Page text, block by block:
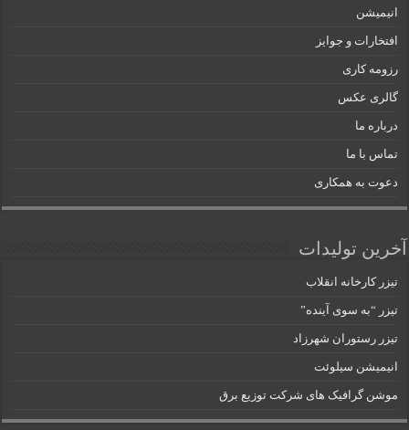
انیمیشن
افتخارات و جوایز
رزومه کاری
گالری عکس
درباره ما
تماس با ما
دعوت به همکاری
آخرین تولیدات
تیزر کارخانه انقلاب
تیزر “به سوی آینده”
تیزر رستوران شهرزاد
انیمیشن سیلوئت
موشن گرافیک های شرکت توزیع برق